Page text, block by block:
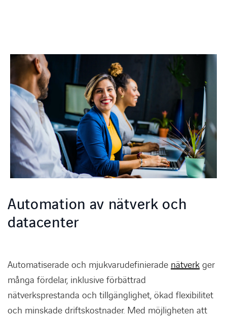
Automation av nätverk och
datacenter
Automatiserade och mjukvarudefinierade nätverk ger
många fördelar, inklusive förbättrad
nätverksprestanda och tillgänglighet, ökad flexibilitet
och minskade driftskostnader. Med möjligheten att